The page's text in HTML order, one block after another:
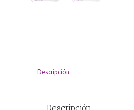
Descripción
Descripción